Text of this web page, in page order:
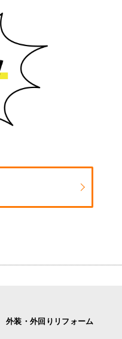
外装・外回りリフォーム